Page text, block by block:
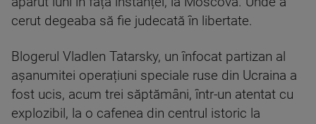
cerut degeaba să fie judecată în libertate.
Blogerul Vladlen Tatarsky, un înfocat partizan al
așanumitei operațiuni speciale ruse din Ucraina a
fost ucis, acum trei săptămâni, într-un atentat cu
explozibil, la o cafenea din centrul istoric la